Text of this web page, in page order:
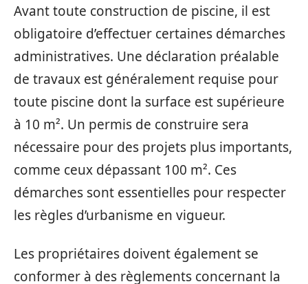
Avant toute construction de piscine, il est
obligatoire d’effectuer certaines démarches
administratives. Une déclaration préalable
de travaux est généralement requise pour
toute piscine dont la surface est supérieure
à 10 m². Un permis de construire sera
nécessaire pour des projets plus importants,
comme ceux dépassant 100 m². Ces
démarches sont essentielles pour respecter
les règles d’urbanisme en vigueur.
Les propriétaires doivent également se
conformer à des règlements concernant la